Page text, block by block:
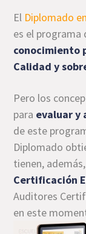
El Diplomado
es el programa
conocimiento
Calidad y
Pero los
para evaluar y
de este
Diplomado
tienen,
Certificación
Auditores
en este